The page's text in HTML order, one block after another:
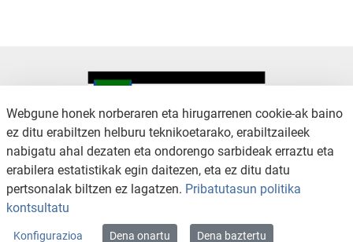
Webgune honek norberaren eta hirugarrenen cookie-ak baino
ez ditu erabiltzen helburu teknikoetarako, erabiltzaileek
nabigatu ahal dezaten eta ondorengo sarbideak erraztu eta
erabilera estatistikak egin daitezen, eta ez ditu datu
pertsonalak biltzen ez lagatzen. Pribatutasun politika
kontsultatu
Konfigurazioa Dena onartu Dena baztertu